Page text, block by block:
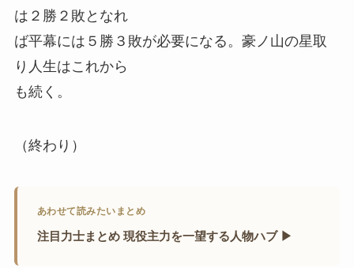
は２勝２敗となれ
ば平幕には５勝３敗が必要になる。豪ノ山の星取
り人生はこれから
も続く。
（終わり）
あわせて読みたいまとめ
注目力士まとめ 現役主力を一望する人物ハブ ▶